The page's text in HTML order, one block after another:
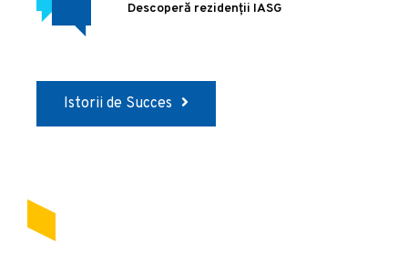
Descoperă rezidenții IASG
Istorii de Succes